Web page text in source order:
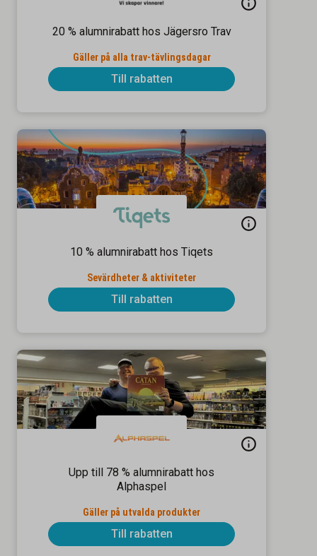
20 % alumnirabatt hos Jägersro Trav
Gäller på alla trav-tävlingsdagar
Till rabatten
10 % alumnirabatt hos Tiqets
Sevärdheter & aktiviteter
Till rabatten
Upp till 78 % alumnirabatt hos
Alphaspel
Gäller på utvalda produkter
Till rabatten